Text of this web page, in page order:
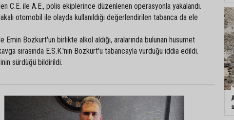
C.E. ile A.E., polis ekiplerince düzenlenen operasyonla yakalandı.
otomobil ile olayda kullanıldığı değerlendirilen tabanca da ele
Bozkurt'un birlikte alkol aldığı, aralarında bulunan husumet
sırasında E.S.K.'nin Bozkurt'u tabancayla vurduğu iddia edildi.
sürdüğü bildirildi.